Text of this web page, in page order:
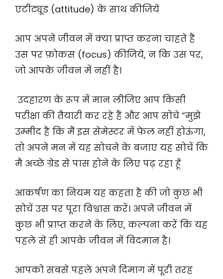
एटीट्यूड (attitude) के साथ कीजिये
आप अपने जीवन में क्या प्राप्त करना चाहते हैं
उस पर फ़ोकस (focus) कीजिये, न कि उस पर,
जो आपके जीवन में नहीं है।
उदहारण के रूप में मान लीजिए आप किसी
परीक्षा की तैयारी कर रहे हैं और आप सोचे “मुझे
उम्मीद है कि मैं इस सेमेस्टर में फेल नहीं होऊंगा,
तो अपने मन में यह सोचने के बजाए यह सोचें कि
मै अच्छे ग्रेड से पास होने के लिए पढ़ रहा हूँ
आकर्षण का नियम यह कहता है की जो कुछ भी
सोचें उस पर पूरा विश्वास करें। अपने जीवन में
कुछ भी प्राप्त करने के लिए, कल्पना करें कि यह
पहले से ही आपके जीवन में विदमान है।
आपको सबसे पहले अपने दिमाग में पूरी तरह